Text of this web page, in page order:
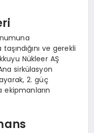
ve gerekli
Nükleer AŞ
sirkülasyon
2. güç